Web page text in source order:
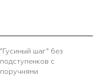
"Гусиный шаг" без
подступенков с
поручнями